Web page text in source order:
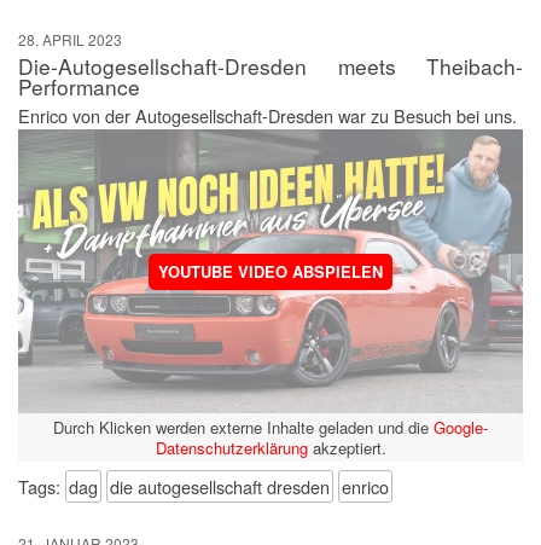
28. APRIL 2023
Die-Autogesellschaft-Dresden meets Theibach-
Performance
Enrico von der Autogesellschaft-Dresden war zu Besuch bei uns.
YOUTUBE VIDEO ABSPIELEN
Durch Klicken werden externe Inhalte geladen und die Google-
Datenschutzerklärungakzeptiert.
Tags: dag die autogesellschaft dresden enrico